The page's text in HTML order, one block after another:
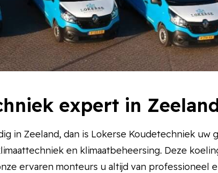
expert in
in Zeeland, dan is Lokerse Koudetechniek
en klimaatbeheersing. Deze
ervaren monteurs u altijd van professioneel